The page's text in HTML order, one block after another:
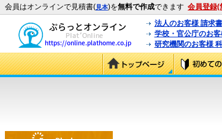
会員はオンラインで見積書(見本)を無料で作成できます 会員登録(
法人のお客様 請求
学校・官公庁のお
研究機関のお客様